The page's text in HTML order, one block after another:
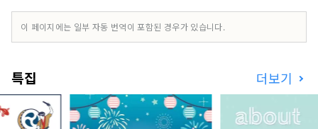
투어스 종합 웹 사이트 https://www.ryobi-
tours.jp/ 모집형 기획 여행 프렌즈 팩
이 페이지에는 일부 자동 번역이 포함된 경우가 있습니다.
특집 더보기